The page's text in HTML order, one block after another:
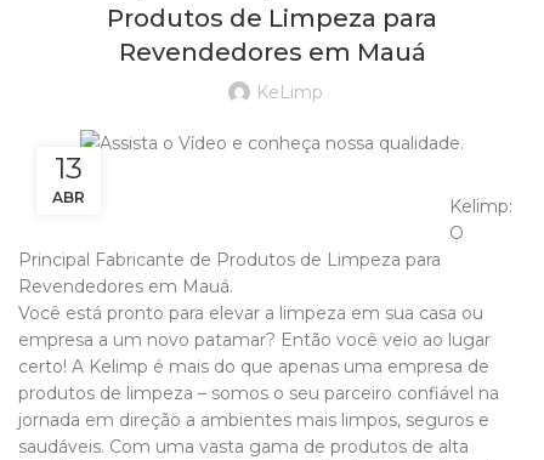
Produtos de Limpeza para
Revendedores em Mauá
KeLimp
13
ABR
Kelimp:
O
Principal Fabricante de Produtos de Limpeza para
Revendedores em Mauá.
Você está pronto para elevar a limpeza em sua casa ou
empresa a um novo patamar? Então você veio ao lugar
certo! A Kelimp é mais do que apenas uma empresa de
produtos de limpeza – somos o seu parceiro confiável na
jornada em direção a ambientes mais limpos, seguros e
saudáveis. Com uma vasta gama de produtos de alta